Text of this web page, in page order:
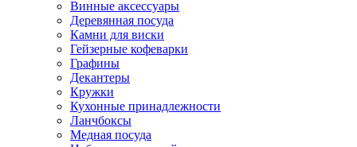
Винные аксессуары
Деревянная посуда
Камни для виски
Гейзерные кофеварки
Графины
Декантеры
Кружки
Кухонные принадлежности
Ланчбоксы
Медная посуда